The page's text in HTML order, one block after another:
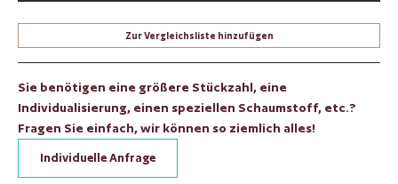
Zur Vergleichsliste hinzufügen
Sie benötigen eine größere Stückzahl, eine
Individualisierung, einen speziellen Schaumstoff, etc.?
Fragen Sie einfach, wir können so ziemlich alles!
Individuelle Anfrage